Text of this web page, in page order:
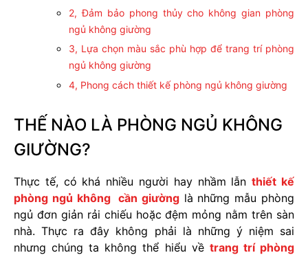
2, Đảm bảo phong thủy cho không gian phòng
ngủ không giường
3, Lựa chọn màu sắc phù hợp để trang trí phòng
ngủ không giường
4, Phong cách thiết kế phòng ngủ không giường
THẾ NÀO LÀ PHÒNG NGỦ KHÔNG
GIƯỜNG?
Thực tế, có khá nhiều người hay nhầm lẫnthiết kế
phòng ngủ không cần giườnglà những mẫu phòng
ngủ đơn giản rải chiếu hoặc đệm mỏng nằm trên sàn
nhà. Thực ra đây không phải là những ý niệm sai
nhưng chúng ta không thể hiểu về trang trí phòng